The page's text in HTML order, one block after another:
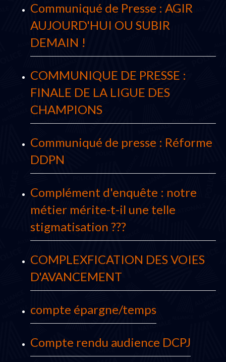
Communiqué de Presse : AGIR
AUJOURD'HUI OU SUBIR
DEMAIN !
COMMUNIQUE DE PRESSE :
FINALE DE LA LIGUE DES
CHAMPIONS
Communiqué de presse : Réforme
DDPN
Complément d'enquête : notre
métier mérite-t-il une telle
stigmatisation ???
COMPLEXFICATION DES VOIES
D'AVANCEMENT
compte épargne/temps
Compte rendu audience DCPJ